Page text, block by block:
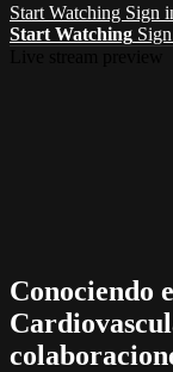
Start Watching Sign
Start Watching
Conociendo